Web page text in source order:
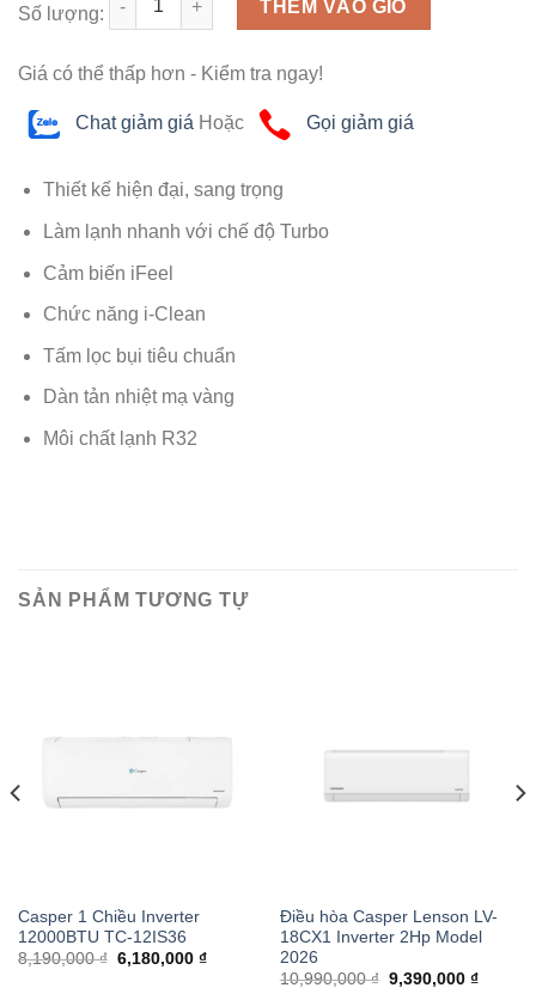
Số lượng: THÊM VÀO GIỎ
Giá có thể thấp hơn - Kiểm tra ngay!
Chat giảm giá Hoặc Gọi giảm giá
Thiết kế hiện đại, sang trọng
Làm lạnh nhanh với chế độ Turbo
Cảm biến iFeel
Chức năng i-Clean
Tấm lọc bụi tiêu chuẩn
Dàn tản nhiệt mạ vàng
Môi chất lạnh R32
SẢN PHẨM TƯƠNG TỰ
Casper 1 Chiều Inverter
12000BTU TC-12IS36
8,190,000 ₫ 6,180,000 ₫
Điều hòa Casper Lenson LV-
18CX1 Inverter 2Hp Model
2026
10,990,000 ₫ 9,390,000 ₫